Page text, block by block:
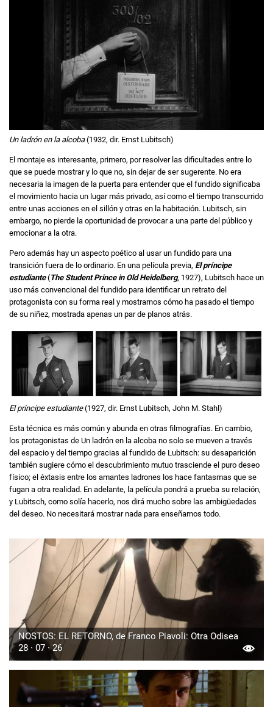
Un ladrón en la alcoba(1932, dir. Ernst Lubitsch)
El montaje es interesante, primero, por resolver las dificultades entre lo
que se puede mostrar y lo que no, sin dejar de ser sugerente. No era
necesaria la imagen de la puerta para entender que el fundido significaba
el movimiento hacia un lugar más privado, así como el tiempo transcurrido
entre unas acciones en el sillón y otras en la habitación. Lubitsch, sin
embargo, no pierde la oportunidad de provocar a una parte del público y
emocionar a la otra.
Pero además hay un aspecto poético al usar un fundido para una
transición fuera de lo ordinario. En una película previa, El príncipe
estudiante(The Student Prince in Old Heidelberg, 1927), Lubitsch hace un
uso más convencional del fundido para identificar un retrato del
protagonista con su forma real y mostrarnos cómo ha pasado el tiempo
de su niñez, mostrada apenas un par de planos atrás.
El príncipe estudiante(1927, dir. Ernst Lubitsch, John M. Stahl)
Esta técnica es más común y abunda en otras filmografías. En cambio,
los protagonistas de Un ladrón en la alcoba no solo se mueven a través
del espacio y del tiempo gracias al fundido de Lubitsch: su desaparición
también sugiere cómo el descubrimiento mutuo trasciende el puro deseo
físico; el éxtasis entre los amantes ladrones los hace fantasmas que se
fugan a otra realidad. En adelante, la película pondrá a prueba su relación,
y Lubitsch, como solía hacerlo, nos dirá mucho sobre las ambigüedades
del deseo. No necesitará mostrar nada para enseñarnos todo.
NOSTOS: EL RETORNO, de Franco Piavoli: Otra Odisea
28 · 07 · 26